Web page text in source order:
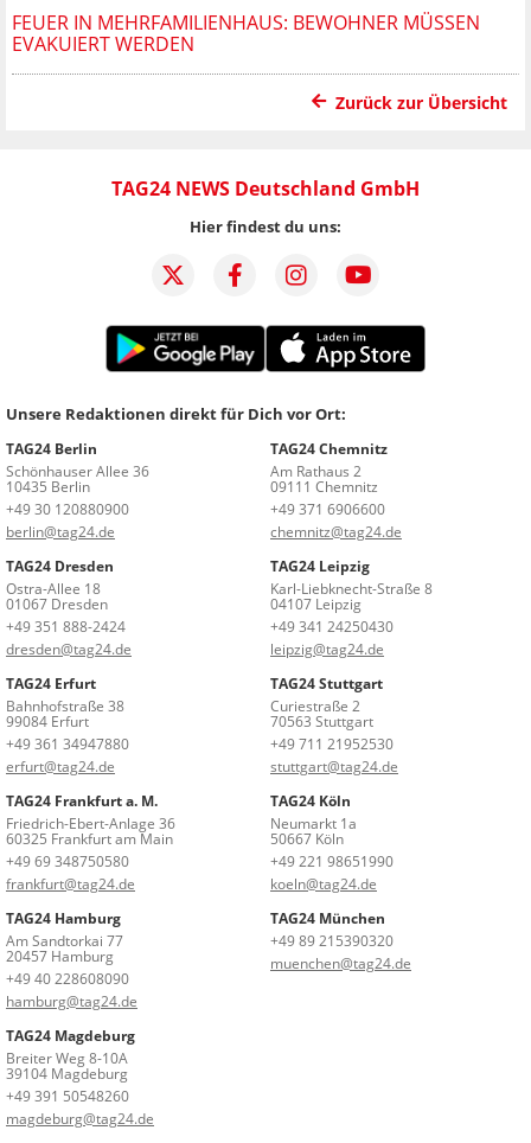
FEUER IN MEHRFAMILIENHAUS: BEWOHNER MÜSSEN
EVAKUIERT WERDEN
Zurück zur Übersicht
TAG24 NEWS Deutschland GmbH
Hier findest du uns:
Unsere Redaktionen direkt für Dich vor Ort:
TAG24 Berlin
Schönhauser Allee 36
10435 Berlin
+49 30 120880900
berlin@tag24.de
TAG24 Chemnitz
Am Rathaus 2
09111 Chemnitz
+49 371 6906600
chemnitz@tag24.de
TAG24 Dresden
Ostra-Allee 18
01067 Dresden
+49 351 888-2424
dresden@tag24.de
TAG24 Leipzig
Karl-Liebknecht-Straße 8
04107 Leipzig
+49 341 24250430
leipzig@tag24.de
TAG24 Erfurt
Bahnhofstraße 38
99084 Erfurt
+49 361 34947880
erfurt@tag24.de
TAG24 Stuttgart
Curiestraße 2
70563 Stuttgart
+49 711 21952530
stuttgart@tag24.de
TAG24 Frankfurt a. M.
Friedrich-Ebert-Anlage 36
60325 Frankfurt am Main
+49 69 348750580
frankfurt@tag24.de
TAG24 Köln
Neumarkt 1a
50667 Köln
+49 221 98651990
koeln@tag24.de
TAG24 Hamburg
Am Sandtorkai 77
20457 Hamburg
+49 40 228608090
hamburg@tag24.de
TAG24 München
+49 89 215390320
muenchen@tag24.de
TAG24 Magdeburg
Breiter Weg 8-10A
39104 Magdeburg
+49 391 50548260
magdeburg@tag24.de